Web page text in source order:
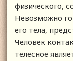
физического,
Невозможно
его тела,
Человек
телесное